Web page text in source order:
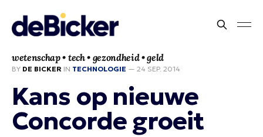
wetenschap • tech • gezondheid • geld
BY DE BICKER IN TECHNOLOGIE — 24 SEP. 2014
Kans op nieuwe
Concorde groeit